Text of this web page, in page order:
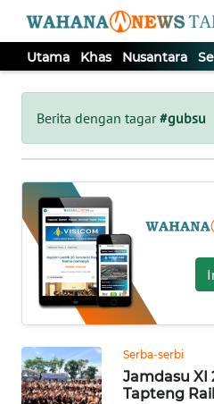
Utama Khas Nusantara
Berita dengan tagar#gubsu
Serba-serbi
Jamdasu XI
Tapteng
Tutup
UTAMA
KHAS
NUSANTARA
SERBA-
SERBI
OPINI